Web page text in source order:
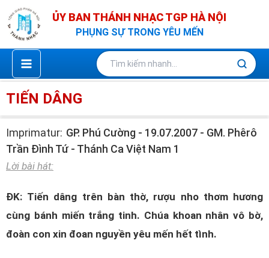
Nhảy
tới
nội
dung
ỦY BAN THÁNH NHẠC TGP HÀ NỘI
PHỤNG SỰ TRONG YÊU MẾN
TIẾN DÂNG
Imprimatur: GP. Phú Cường - 19.07.2007 - GM. Phêrô
Trần Đình Tứ - Thánh Ca Việt Nam 1
Lời bài hát:
ĐK: Tiến dâng trên bàn thờ, rượu nho thơm hương
cùng bánh miến trắng tinh. Chúa khoan nhân vô bờ,
đoàn con xin đoan nguyền yêu mến hết tình.